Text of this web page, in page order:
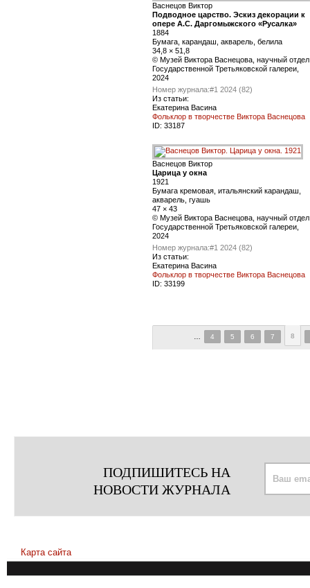
Васнецов Виктор
Подводное царство. Эскиз декорации к
опере А.С. Даргомыжского «Русалка»
1884
Бумага, карандаш, акварель, белила
34,8 × 51,8
© Музей Виктора Васнецова, научный отдел
Государственной Третьяковской галереи,
2024
Номер журнала:#1 2024 (82)
Из статьи:
Екатерина Васина
Фольклор в творчестве Виктора Васнецова
ID: 33187
Васнецов Виктор
Царица у окна
1921
Бумага кремовая, итальянский карандаш,
акварель, гуашь
47 × 43
© Музей Виктора Васнецова, научный отдел
Государственной Третьяковской галереи,
2024
Номер журнала:#1 2024 (82)
Из статьи:
Екатерина Васина
Фольклор в творчестве Виктора Васнецова
ID: 33199
4 5 6 7 8
ПОДПИШИТЕСЬ НА
НОВОСТИ ЖУРНАЛА
Карта сайта